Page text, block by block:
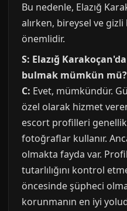
Bu nedenle, Elazığ
alırken, bireysel ve
önemlidir.
S: Elazığ
bulmak mümkün mü?
C: Evet, mümkündür.
özel olarak hizmet
escort profilleri
fotoğraflar kullanır.
olmakta fayda var.
tutarlılığını kontrol
öncesinde şüpheci
korunmanın en iyi